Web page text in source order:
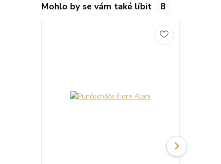
Mohlo by se vám také líbit 8